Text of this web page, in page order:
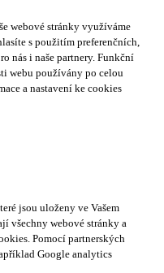
webové stránky využíváme
s použitím preferenčních,
nás i naše partnery. Funkční
webu používány po celou
a nastavení ke cookies
jsou uloženy ve Vašem
všechny webové stránky a
Pomocí partnerských
Google analytics